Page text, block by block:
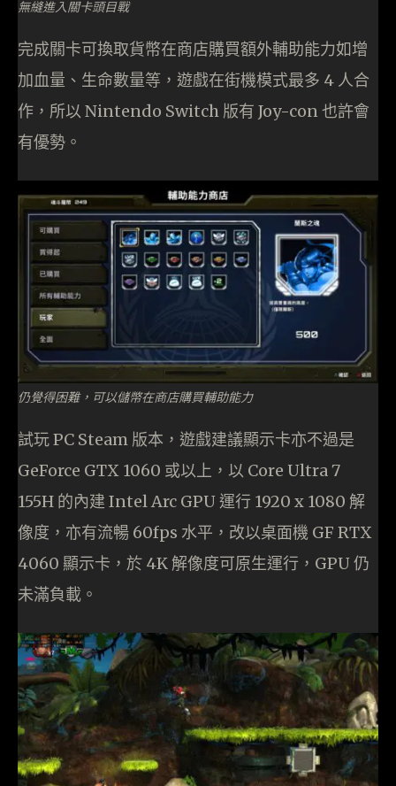
無縫進入關卡頭目戰
完成關卡可換取貨幣在商店購買額外輔助能力如增
加血量、生命數量等，遊戲在街機模式最多 4 人合
作，所以 Nintendo Switch 版有 Joy-con 也許會
有優勢。
仍覺得困難，可以儲幣在商店購買輔助能力
試玩 PC Steam 版本，遊戲建議顯示卡亦不過是
GeForce GTX 1060 或以上，以 Core Ultra 7
155H 的內建 Intel Arc GPU 運行 1920 x 1080 解
像度，亦有流暢 60fps 水平，改以桌面機 GF RTX
4060 顯示卡，於 4K 解像度可原生運行，GPU 仍
未滿負載。